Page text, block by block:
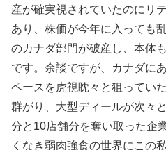
産が確実視されていたのにリ
あり、株価が今年に入っても
のカナダ部門が破産し、本体
です。余談ですが、カナダに
ペースを虎視眈々と狙ってい
群がり、大型ディールが次々
分と10店舗分を奪い取った企
くなき弱肉強食の世界にこの